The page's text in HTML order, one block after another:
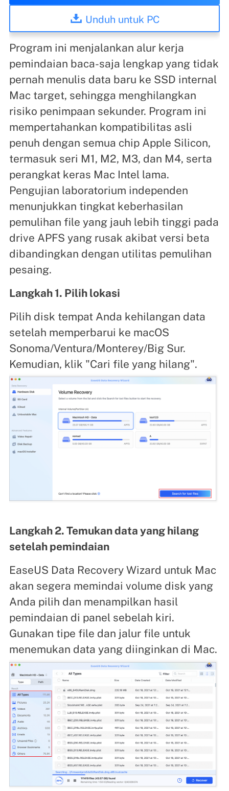
Unduh untuk PC
Program ini menjalankan alur kerja
pemindaian baca-saja lengkap yang tidak
pernah menulis data baru ke SSD internal
Mac target, sehingga menghilangkan
risiko penimpaan sekunder. Program ini
mempertahankan kompatibilitas asli
penuh dengan semua chip Apple Silicon,
termasuk seri M1, M2, M3, dan M4, serta
perangkat keras Mac Intel lama.
Pengujian laboratorium independen
menunjukkan tingkat keberhasilan
pemulihan file yang jauh lebih tinggi pada
drive APFS yang rusak akibat versi beta
dibandingkan dengan utilitas pemulihan
pesaing.
Langkah 1. Pilih lokasi
Pilih disk tempat Anda kehilangan data
setelah memperbarui ke macOS
Sonoma/Ventura/Monterey/Big Sur.
Kemudian, klik "Cari file yang hilang".
Langkah 2. Temukan data yang hilang
setelah pemindaian
EaseUS Data Recovery Wizard untuk Mac
akan segera memindai volume disk yang
Anda pilih dan menampilkan hasil
pemindaian di panel sebelah kiri.
Gunakan tipe file dan jalur file untuk
menemukan data yang diinginkan di Mac.